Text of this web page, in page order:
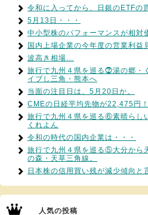
令和に入ってから、日銀のETFの
5月13日・・・
中小型株のパフォーマンスが相対
国内上場企業の今年度の営業利益
波高き相場…
旅行で九州４県を巡る⓻湯の郷・
イブし三角・熊本へ
当面の注目日は、5月20日か。
CMEの日経平均先物が22,475円！
旅行で九州４県を巡る⑥素晴らし
くれよん
令和の時代の国内企業は・・・
旅行で九州４県を巡る⑤大分から
の森・天草三角線。
日本株の信用買い残が減少傾向と
人気の投稿